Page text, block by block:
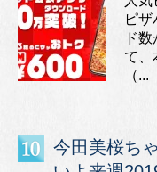
ピ
ド
て、
（...
今田美桜ち